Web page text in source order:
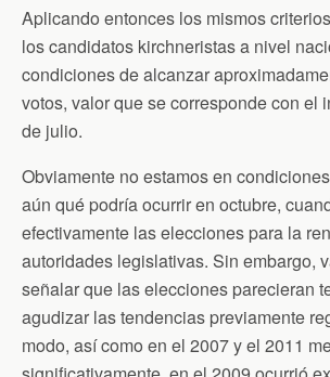
Aplicando entonces los mismos
los candidatos kirchneristas a nivel
condiciones de alcanzar
votos, valor que se corresponde con el
de julio.
Obviamente no estamos en
aún qué podría ocurrir en octubre,
efectivamente las elecciones para la
autoridades legislativas. Sin embargo,
señalar que las elecciones parecieran
agudizar las tendencias previamente
modo, así como en el 2007 y el 2011